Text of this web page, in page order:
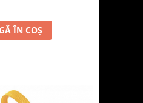
ÎN COȘ